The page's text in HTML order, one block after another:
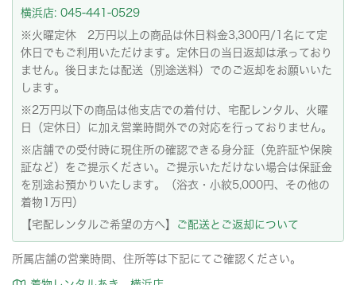
横浜店: 045-441-0529
※火曜定休 2万円以上の商品は休日料金3,300円/1名にて定
休日でもご利用いただけます。定休日の当日返却は承っており
ません。後日または配送（別途送料）でのご返却をお願いいた
します。
※2万円以下の商品は他支店での着付け、宅配レンタル、火曜
日（定休日）に加え営業時間外での対応を行っておりません。
※店舗での受付時に現住所の確認できる身分証（免許証や保険
証など）をご提示ください。ご提示いただけない場合は保証金
を別途お預かりいたします。（浴衣・小紋5,000円、その他の
着物1万円）
【宅配レンタルご希望の方へ】
ご配送とご返却について
所属店舗の営業時間、住所等は下記にてご確認ください。